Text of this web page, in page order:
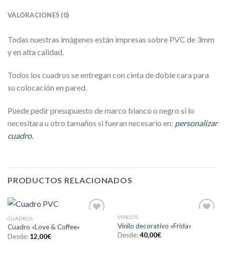
VALORACIONES (0)
Todas nuestras imágenes están impresas sobre PVC de 3mm
y en alta calidad.
Todos los cuadros se entregan con cinta de doble cara para
su colocación en pared.
Puede pedir presupuesto de marco blanco o negro si lo
necesitara u otro tamaños si fueran necesario en: personalizar
cuadro.
PRODUCTOS RELACIONADOS
CUADROS
Cuadro «Love & Coffee»
Desde: 12,00€
VINILOS
Vinilo decorativo «Frida»
Desde:40,00€